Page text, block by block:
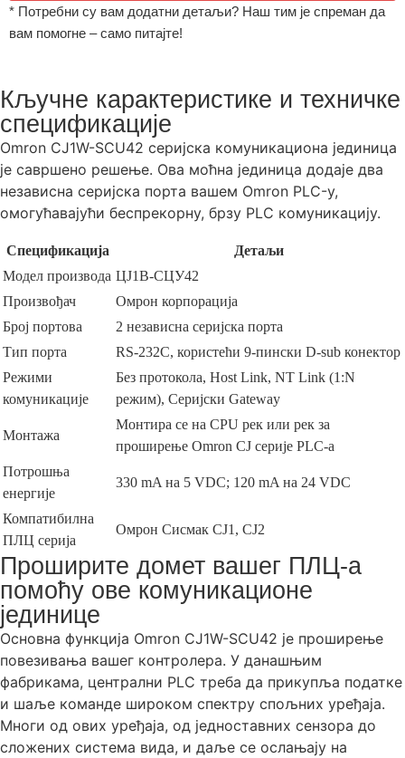
* Потребни су вам додатни детаљи? Наш тим је спреман да
вам помогне – само питајте!
Кључне карактеристике и техничке
спецификације
Omron CJ1W-SCU42 серијска комуникациона јединица
је савршено решење. Ова моћна јединица додаје два
независна серијска порта вашем Omron PLC-у,
омогућавајући беспрекорну, брзу PLC комуникацију.
Спецификација
Детаљи
Модел производа ЦЈ1В-СЦУ42
Произвођач
Омрон корпорација
Број портова
2 независна серијска порта
Тип порта
RS-232C, користећи 9-пински D-sub конектор
Режими
комуникације
Без протокола, Host Link, NT Link (1:N
режим), Серијски Gateway
Монтажа
Монтира се на CPU рек или рек за
проширење Omron CJ серије PLC-а
Потрошња
енергије
330 mA на 5 VDC; 120 mA на 24 VDC
Компатибилна
ПЛЦ серија
Омрон Сисмак CJ1, CJ2
Проширите домет вашег ПЛЦ-а
помоћу ове комуникационе
јединице
Основна функција Omron CJ1W-SCU42 је проширење
повезивања вашег контролера. У данашњим
фабрикама, централни PLC треба да прикупља податке
и шаље команде широком спектру спољних уређаја.
Многи од ових уређаја, од једноставних сензора до
сложених система вида, и даље се ослањају на